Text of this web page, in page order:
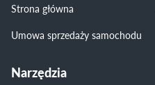
Strona główna
Umowa sprzedaży samochodu
Narzędzia